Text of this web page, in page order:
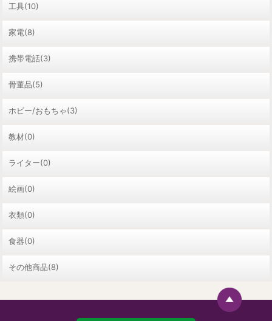
工具(10)
家電(8)
携帯電話(3)
骨董品(5)
ホビー/おもちゃ(3)
教材(0)
ライター(0)
絵画(0)
衣類(0)
食器(0)
その他商品(8)